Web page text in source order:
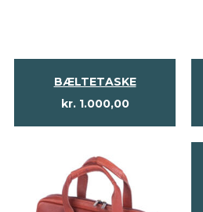
BÆLTETASKE
kr.1.000,00